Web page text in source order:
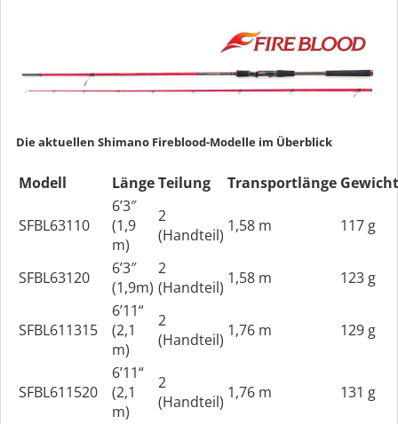
Die aktuellen Shimano Fireblood-Modelle im Überblick
Modell LängeTeilung Transportlänge Gewicht
SFBL63110
6’3″
(1,9
m)
2
(Handteil) 1,58 m 117 g
SFBL63120
6’3″
(1,9m)
2
(Handteil) 1,58 m 123 g
SFBL611315
6’11“
(2,1
m)
2
(Handteil) 1,76 m 129 g
SFBL611520
6’11“
(2,1
m)
2
(Handteil) 1,76 m 131 g